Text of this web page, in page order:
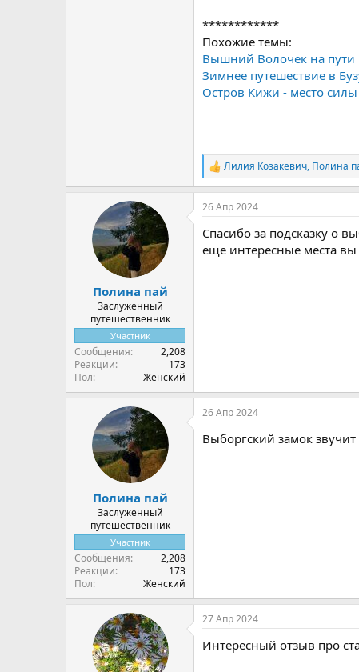
************
Похожие темы:
Вышний Волочек на пути
Зимнее путешествие в
Остров Кижи - место силы
Р
е
а
к
и
и
Лилия Козакевич, Полина
Полина пай
Заслуженный
путешественник
Участник
Сообщения
2,208
Реакции
173
Пол
Женский
26 Апр 2024
Спасибо за подсказку о
еще интересные места
Полина пай
Заслуженный
путешественник
Участник
Сообщения
2,208
Реакции
173
Пол
Женский
26 Апр 2024
Выборгский замок
27 Апр 2024
Интересный отзыв про